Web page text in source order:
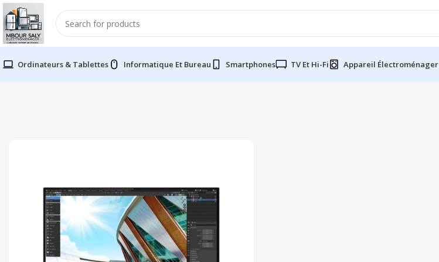
Ordinateurs & Tablettes Informatique Et Bureau Smartphones TV Et Hi-Fi Appareil Électroménager